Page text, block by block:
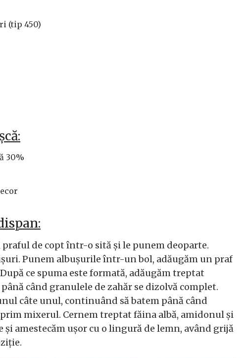
(tip 450)
30%
de copt într-o sită și le punem deoparte.
Punem albușurile într-un bol, adăugăm un praf
ce spuma este formată, adăugăm treptat
când granulele de zahăr se dizolvă complet.
câte unul, continuând să batem până când
mixerul. Cernem treptat făina albă, amidonul și
amestecăm ușor cu o lingură de lemn, având grijă